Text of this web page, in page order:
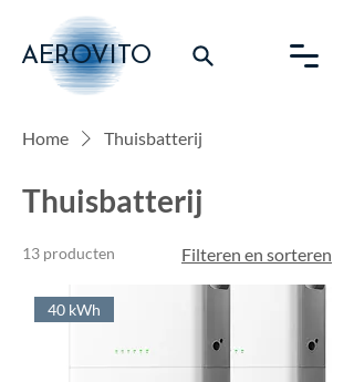
AEROVITO
Home Thuisbatterij
Thuisbatterij
13 producten Filteren en sorteren
40 kWh